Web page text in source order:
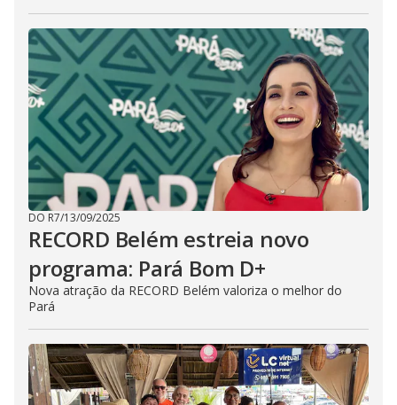
DO R7/13/09/2025
RECORD Belém estreia novo
programa: Pará Bom D+
Nova atração da RECORD Belém valoriza o melhor do
Pará